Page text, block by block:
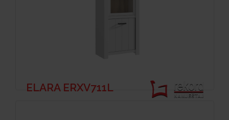
ELARA ERXV711L